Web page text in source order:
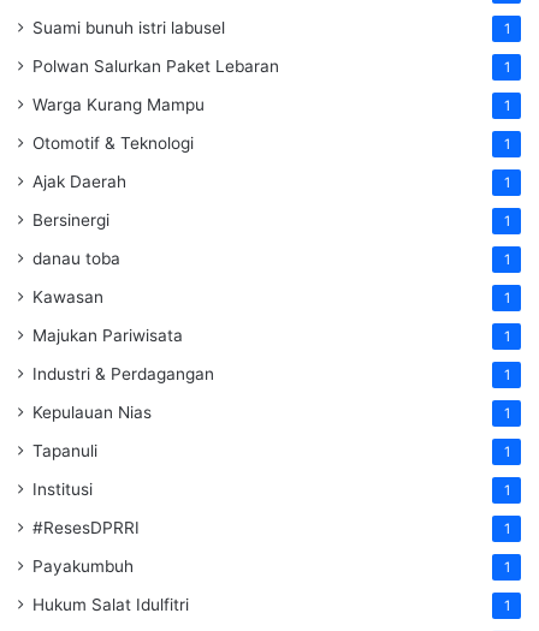
Suami bunuh istri labusel 1
Polwan Salurkan Paket Lebaran 1
Warga Kurang Mampu 1
Otomotif & Teknologi 1
Ajak Daerah 1
Bersinergi 1
danau toba 1
Kawasan 1
Majukan Pariwisata 1
Industri & Perdagangan 1
Kepulauan Nias 1
Tapanuli 1
Institusi 1
#ResesDPRRI 1
Payakumbuh 1
Hukum Salat Idulfitri 1